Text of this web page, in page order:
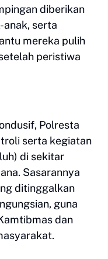
diberikan
anak, serta
mereka pulih
peristiwa
Polresta
serta kegiatan
di sekitar
Sasarannya
ditinggalkan
guna
dan